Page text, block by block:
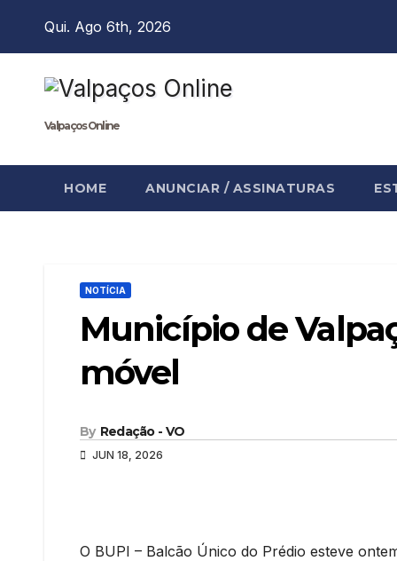
Qui. Ago 6th, 2026
Valpaços Online
HOME ANUNCIAR / ASSINATURAS
NOTÍCIA
Município de
móvel
By Redação - VO
JUN 18, 2026
O BUPI – Balcão Único do Prédio esteve